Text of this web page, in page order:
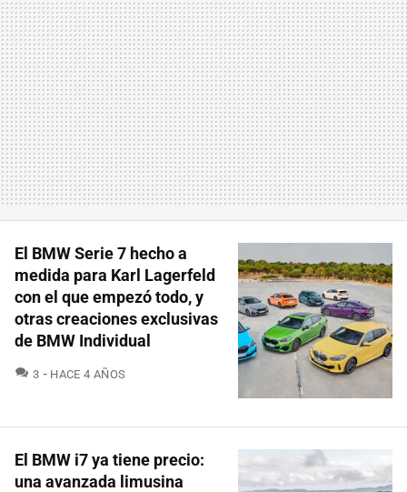
El BMW Serie 7 hecho a
medida para Karl Lagerfeld
con el que empezó todo, y
otras creaciones exclusivas
de BMW Individual
3 COMENTARIOS
HACE 4 AÑOS
El BMW i7 ya tiene precio:
una avanzada limusina